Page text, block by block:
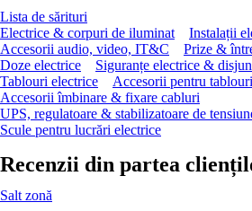
Lista de sărituri
Electrice & corpuri de iluminat
Instalații
Accesorii audio, video, IT&C
Prize &
Doze electrice
Siguranțe electrice &
Tablouri electrice
Accesorii pentru
Accesorii îmbinare & fixare cabluri
UPS, regulatoare & stabilizatoare de
Scule pentru lucrări electrice
Recenzii din partea
Salt zonă